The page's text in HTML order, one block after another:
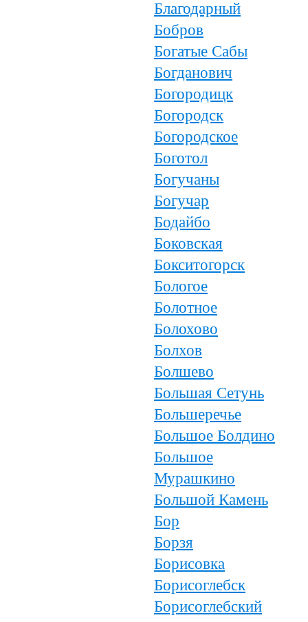
Благодарный
Бобров
Богатые Сабы
Богданович
Богородицк
Богородск
Богородское
Боготол
Богучаны
Богучар
Бодайбо
Боковская
Бокситогорск
Бологое
Болотное
Болохово
Болхов
Болшево
Большая Сетунь
Большеречье
Большое Болдино
Большое
Мурашкино
Большой Камень
Бор
Борзя
Борисовка
Борисоглебск
Борисоглебский